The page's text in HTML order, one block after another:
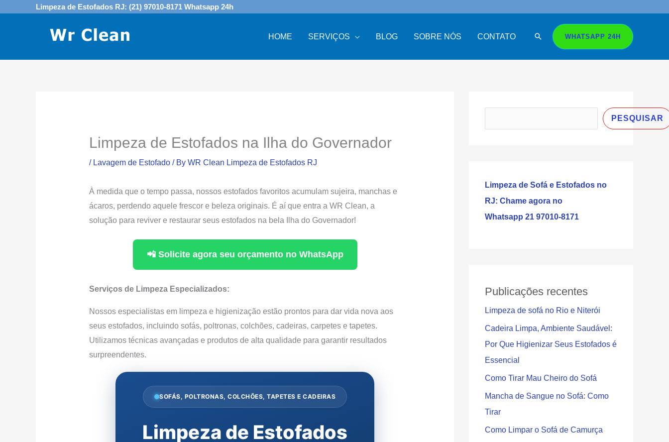
Limpeza de Estofados RJ: (21) 97010-8171 Whatsapp 24h
HOME SERVIÇOS BLOG SOBRE NÓS CONTATO Search WHATSAPP 24H
Limpeza de Estofados na Ilha do Governador
/ Lavagem de Estofado/ By WR Clean Limpeza de Estofados RJ
À medida que o tempo passa, nossos estofados favoritos acumulam sujeira, manchas e
ácaros, perdendo aquele frescor e beleza originais. É aí que entra a WR Clean, a
solução para reviver e restaurar seus estofados na bela Ilha do Governador!
📲 Solicite agora seu orçamento no WhatsApp
Serviços de Limpeza Especializados:
Nossos especialistas em limpeza e higienização estão prontos para dar vida nova aos
seus estofados, incluindo sofás, poltronas, colchões, cadeiras, carpetes e tapetes.
Utilizamos técnicas avançadas e produtos de alta qualidade para garantir resultados
surpreendentes.
SOFÁS, POLTRONAS, COLCHÕES, TAPETES E CADEIRAS
Limpeza de Estofados
s
PESQUISAR
Limpeza de Sofá e Estofados no
RJ: Chame agora no
Whatsapp 21 97010-8171
Publicações recentes
Limpeza de sofá no Rio e Niterói
Cadeira Limpa, Ambiente Saudável:
Por Que Higienizar Seus Estofados é
Essencial
Como Tirar Mau Cheiro do Sofá
Mancha de Sangue no Sofá: Como
Tirar
Como Limpar o Sofá de Camurça